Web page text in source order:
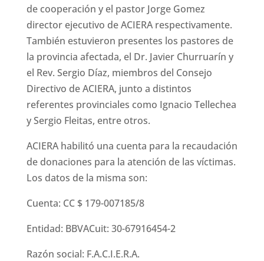
de cooperación y el pastor Jorge Gomez
director ejecutivo de ACIERA respectivamente.
También estuvieron presentes los pastores de
la provincia afectada, el Dr. Javier Churruarín y
el Rev. Sergio Díaz, miembros del Consejo
Directivo de ACIERA, junto a distintos
referentes provinciales como Ignacio Tellechea
y Sergio Fleitas, entre otros.
ACIERA habilitó una cuenta para la recaudación
de donaciones para la atención de las víctimas.
Los datos de la misma son:
Cuenta: CC $ 179-007185/8
Entidad: BBVACuit: 30-67916454-2
Razón social: F.A.C.I.E.R.A.